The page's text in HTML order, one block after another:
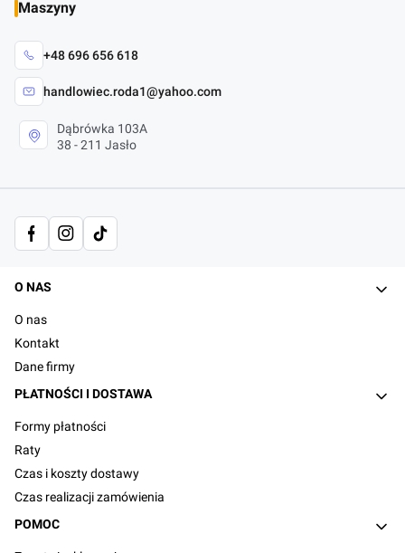
Maszyny
+48 696 656 618
handlowiec.roda1@yahoo.com
Dąbrówka 103A
38 - 211 Jasło
Linki w stopce
O NAS
O nas
Kontakt
Dane firmy
PŁATNOŚCI I DOSTAWA
Formy płatności
Raty
Czas i koszty dostawy
Czas realizacji zamówienia
POMOC